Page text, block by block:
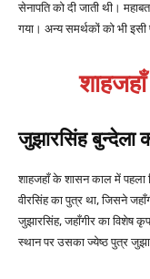
सेनापति को दी जाती थी।
गया। अन्य समर्थकों को भी
शाहजहाँ
जुझारसिंह बुन्देला
शाहजहाँ के शासन काल में पहला
वीरसिंह का पुत्र था, जिसने
जुझारसिंह, जहाँगीर का विशेष
स्थान पर उसका ज्येष्ठ पुत्र